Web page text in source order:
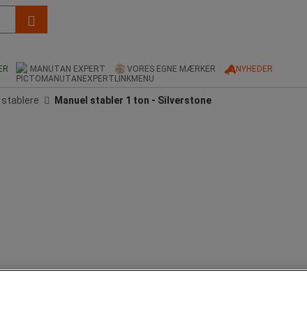
MANUTAN EXPERT VORES EGNE MÆRKER NYHEDER
stablere Manuel stabler 1 ton - Silverstone
af C-sektionsprofiler, dobbelte kæder og enkelt løftecylinder, gaffelvogn og hjul.